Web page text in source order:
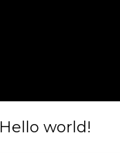
Hello world!